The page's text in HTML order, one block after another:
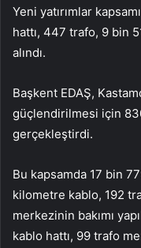
Yeni yatırımlar
hattı, 447 trafo, 9 bin
alındı.
Başkent EDAŞ,
güçlendirilmesi için
gerçekleştirdi.
Bu kapsamda 17 bin
kilometre kablo, 192
merkezinin bakımı
kablo hattı, 99 trafo